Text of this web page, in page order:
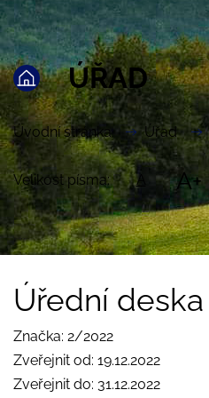
ÚŘAD
Úvodní stránka Úřad
Velikost písma: A A+
Úřední deska
Značka: 2/2022
Zveřejnit od: 19.12.2022
Zveřejnit do: 31.12.2022